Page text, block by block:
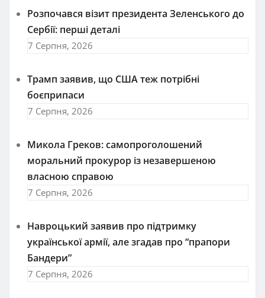
Розпочався візит президента Зеленського до
Сербії: перші деталі
7 Серпня, 2026
Трамп заявив, що США теж потрібні
боєприпаси
7 Серпня, 2026
Микола Греков: самопроголошений
моральний прокурор із незавершеною
власною справою
7 Серпня, 2026
Навроцький заявив про підтримку
української армії, але згадав про “прапори
Бандери”
7 Серпня, 2026